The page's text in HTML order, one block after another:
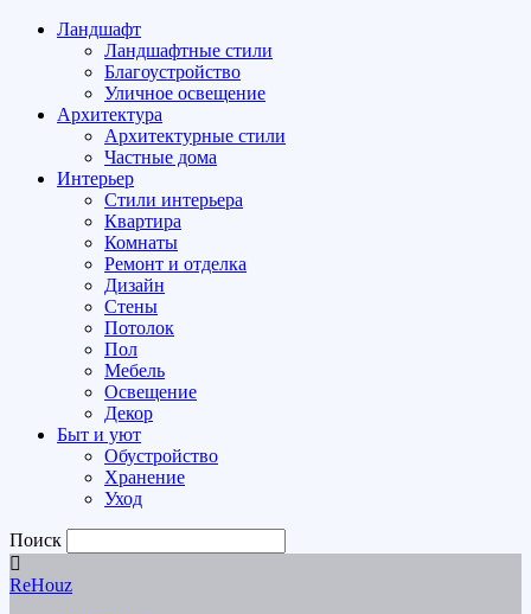
Ландшафт
Ландшафтные стили
Благоустройство
Уличное освещение
Архитектура
Архитектурные стили
Частные дома
Интерьер
Стили интерьера
Квартира
Комнаты
Ремонт и отделка
Дизайн
Стены
Потолок
Пол
Мебель
Освещение
Декор
Быт и уют
Обустройство
Хранение
Уход
Поиск
ReHouz